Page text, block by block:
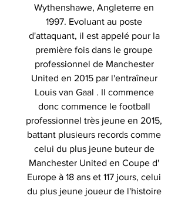
Wythenshawe, Angleterre en
1997. Evoluant au poste
d'attaquant, il est appelé pour la
première fois dans le groupe
professionnel de Manchester
United en 2015 par l'entraîneur
Louis van Gaal . Il commence
donc commence le football
professionnel très jeune en 2015,
battant plusieurs records comme
celui du plus jeune buteur de
Manchester United en Coupe d'
Europe à 18 ans et 117 jours, celui
du plus jeune joueur de l'histoire